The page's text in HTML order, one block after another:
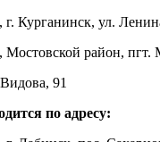
г. Курганинск, ул.
Мостовской район, пгт.
91
по адресу: